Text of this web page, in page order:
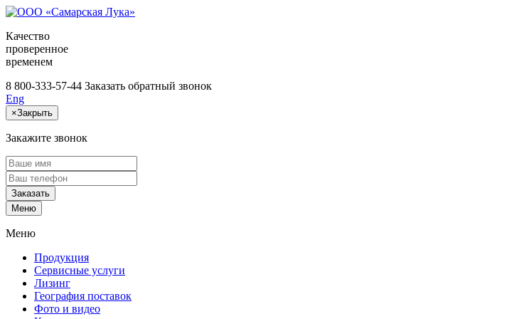
Качество
проверенное
временем
8 800-333-57-44 Заказать обратный звонок
Eng
×Закрыть
Закажите звонок
Заказать
Меню
Меню
Продукция
Сервисные услуги
Лизинг
География поставок
Фото и видео